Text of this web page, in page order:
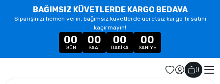
BAĞIMSIZ KÜVETLERDE KARGO BEDAVA
Siparişinizi hemen verin, bağımsız küvetlerde ücretsiz kargo fırsatını
kaçırmayın!
00
GÜN
00
SAAT
00
DAKIKA
00
SANIYE
()